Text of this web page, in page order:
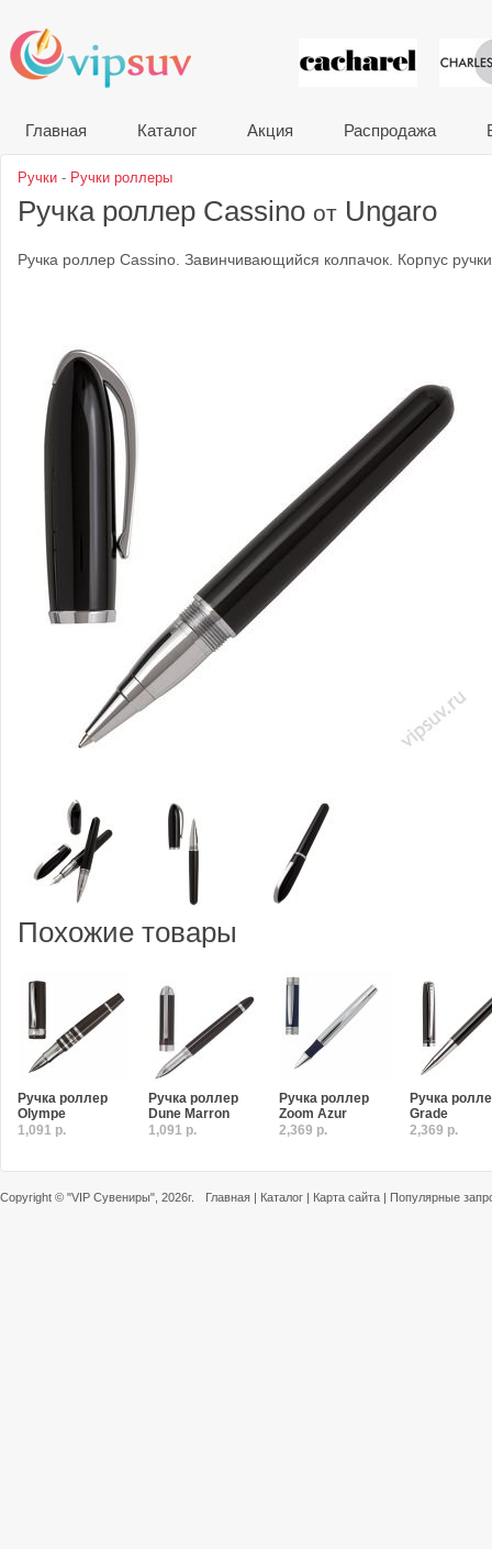
VIP
Главная Каталог Акция Распродажа
Ручки - Ручки роллеры
Ручка роллер Cassino от Ungaro
Ручка роллер Cassino. Завинчивающийся колпачок. Корпус
Похожие товары
Ручка роллер
Olympe
1,091 р.
Ручка роллер
Dune Marron
1,091 р.
Ручка роллер
Zoom Azur
2,369 р.
Ручка
Grade
2,369 р.
Copyright © "VIP Сувениры" , 2026г. Главная | Каталог | Карта сайта | Популярные